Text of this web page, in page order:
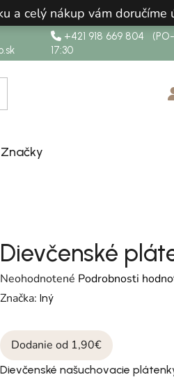
a celý nákup vám doručíme
+421 918 669 804
17:30
Značky
Dievčenské
Priemerné hodnotenie produktu je
Neohodnotené Podrobnosti
Značka:Iný
Dodanie od 1,90€
Dievčenské našuchovacie